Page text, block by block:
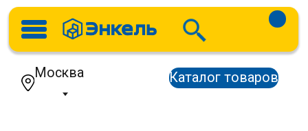
Каталог товаров
Москва